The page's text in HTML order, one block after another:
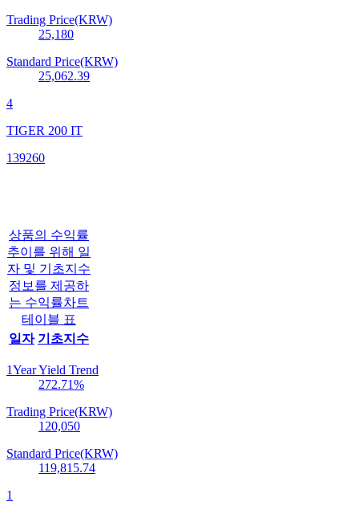
Trading Price(KRW)
25,180
Standard Price(KRW)
25,062.39
4
TIGER 200 IT
139260
상품의 수익률
추이를 위해 일
자 및 기초지수
정보를 제공하
는 수익률차트
테이블 표
일자 기초지수
1Year Yield Trend
272.71%
Trading Price(KRW)
120,050
Standard Price(KRW)
119,815.74
1